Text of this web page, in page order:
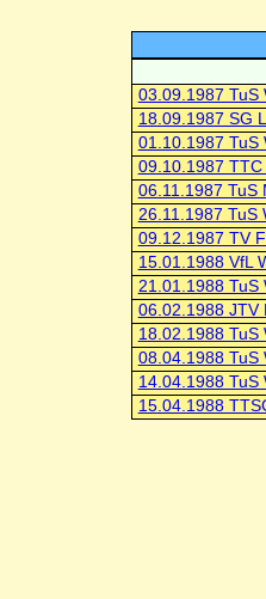
03.09.1987 TuS
18.09.1987 SG
01.10.1987 TuS
09.10.1987
06.11.1987 TuS
26.11.1987 TuS
09.12.1987 TV
15.01.1988 VfL
21.01.1988 TuS
06.02.1988 JTV
18.02.1988 TuS
08.04.1988 TuS
14.04.1988 TuS
15.04.1988